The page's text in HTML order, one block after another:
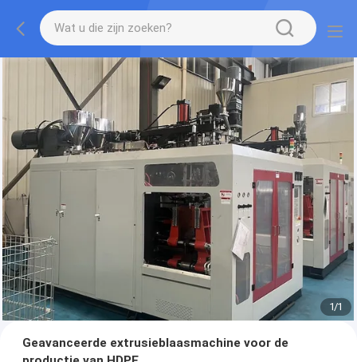
1/1
Geavanceerde extrusieblaasmachine voor de